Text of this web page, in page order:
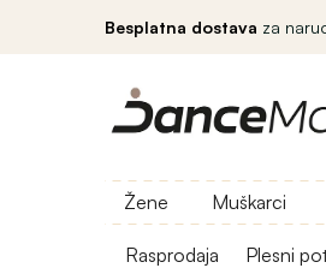
Besplatna dostava za
Žene Muškarci
Rasprodaja Plesni